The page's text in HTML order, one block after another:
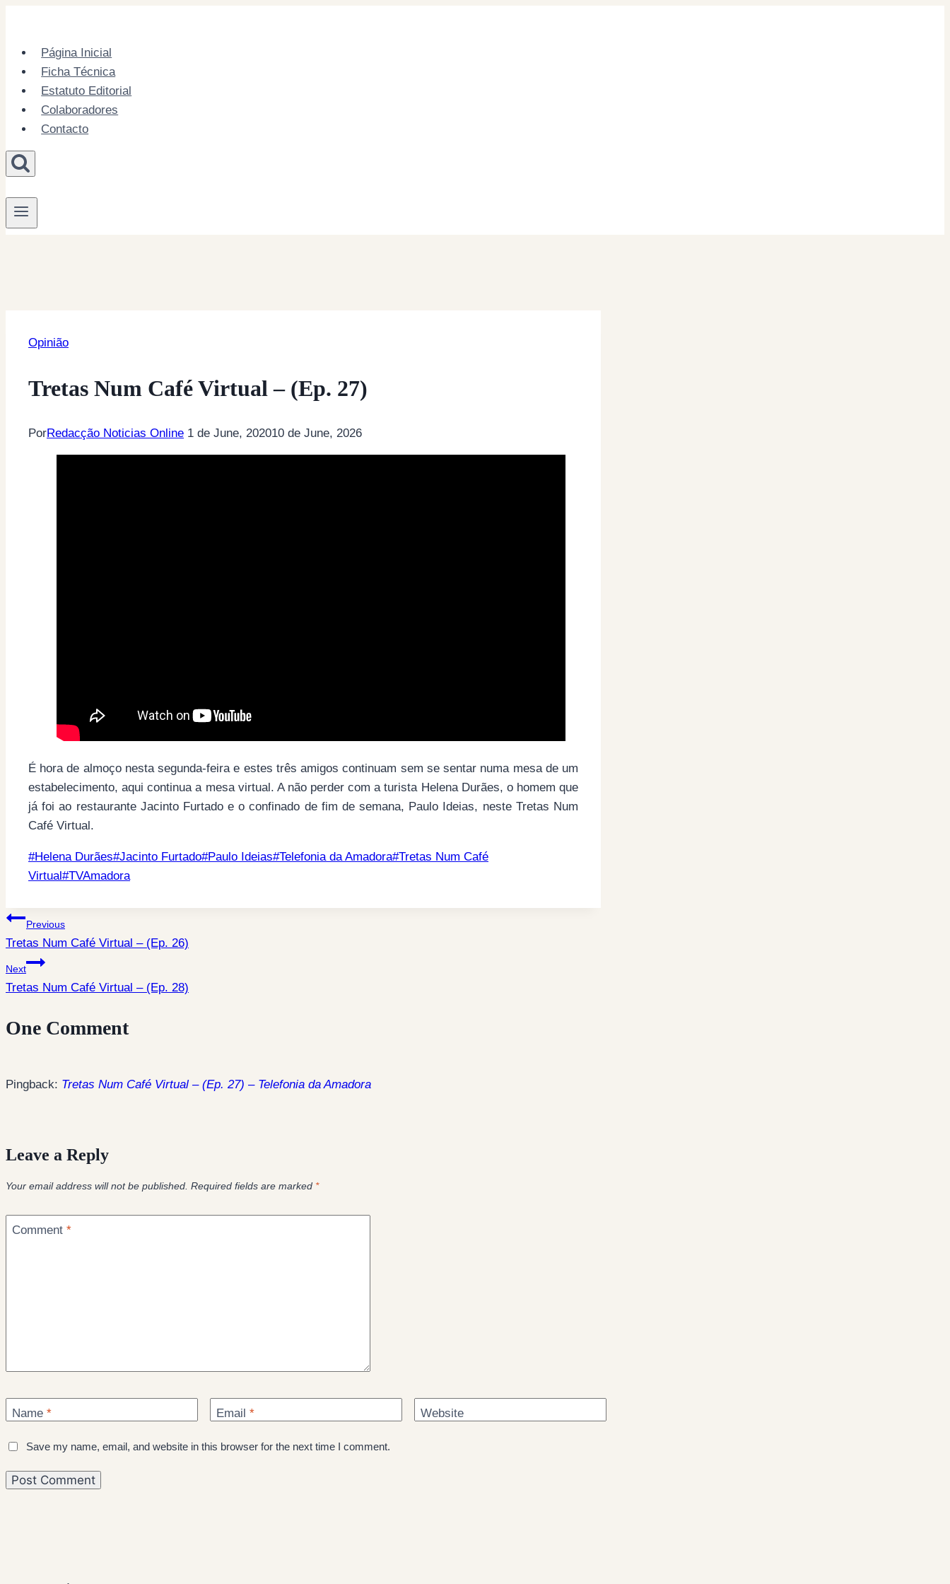
contentPágina Inicial
Ficha Técnica
Estatuto Editorial
Colaboradores
Contacto
Opinião
Tretas Num Café Virtual – (Ep. 27)
PorRedacção Noticias Online 1 de June, 202010 de June, 2026
É hora de almoço nesta segunda-feira e estes três amigos continuam sem se sentar numa mesa de um
estabelecimento, aqui continua a mesa virtual. A não perder com a turista Helena Durães, o homem que
já foi ao restaurante Jacinto Furtado e o confinado de fim de semana, Paulo Ideias, neste Tretas Num
Café Virtual.
Post
Tags:
#Helena Durães#Jacinto Furtado#Paulo Ideias#Telefonia da Amadora#Tretas Num Café
Virtual#TVAmadora
Post
navigation
Previous
Tretas Num Café Virtual – (Ep. 26)
Next
Tretas Num Café Virtual – (Ep. 28)
One Comment
Pingback: Tretas Num Café Virtual – (Ep. 27) – Telefonia da Amadora
Leave a Reply
Your email address will not be published. Required fields are marked *
Comment *
Name * Email * Website
Save my name, email, and website in this browser for the next time I comment.